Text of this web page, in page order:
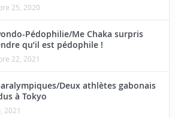
25, 2020
Pédophilie/Me Chaka surpris
qu’il est pédophile !
22, 2021
Deux athlètes gabonais
à Tokyo
2021